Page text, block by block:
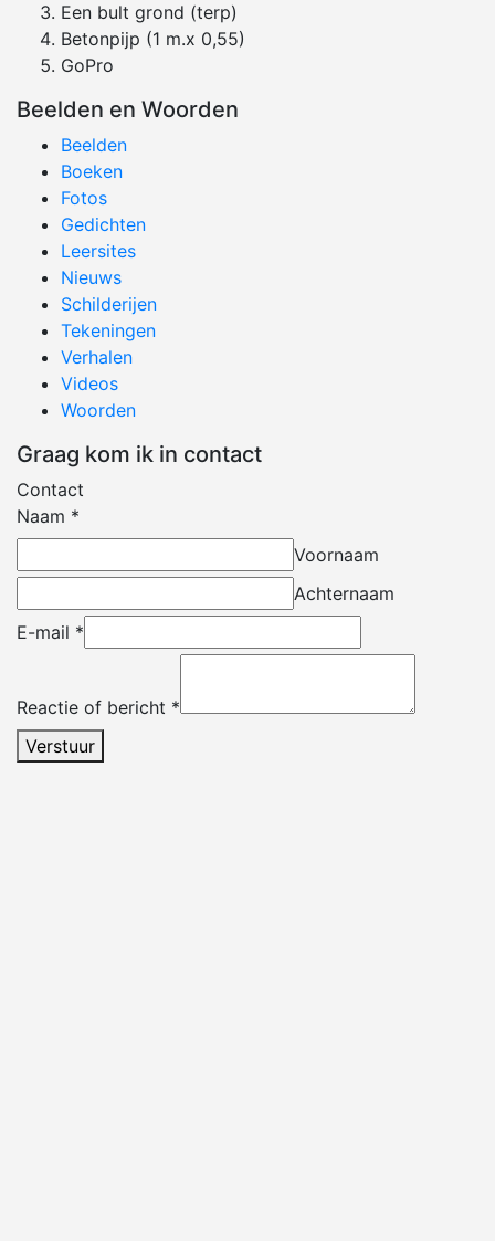
Een bult grond (terp)
Betonpijp (1 m.x 0,55)
GoPro
Beelden en Woorden
Beelden
Boeken
Fotos
Gedichten
Leersites
Nieuws
Schilderijen
Tekeningen
Verhalen
Videos
Woorden
Graag kom ik in contact
Contact
Naam *
Voornaam
Achternaam
E-mail *
Reactie of bericht *
Verstuur